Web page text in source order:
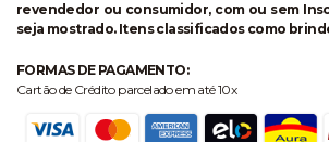
revendedor ou consumidor, com ou sem
seja mostrado. Itens classificados como
FORMAS DE PAGAMENTO:
Cartão de Crédito parcelado em até 10x